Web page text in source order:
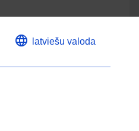
latviešu valoda